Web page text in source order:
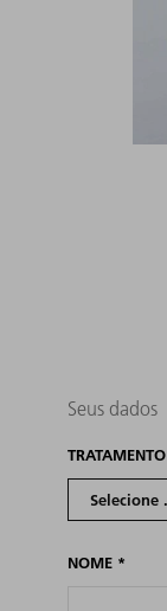
Seus dados
TRATAMENTO
NOME *